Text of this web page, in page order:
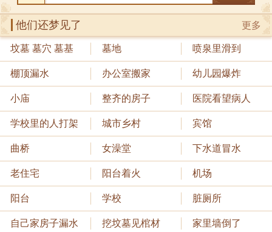
更多
他们还梦见了
坟墓 墓穴 墓基 墓地 喷泉里滑到
棚顶漏水 办公室搬家 幼儿园爆炸
小庙 整齐的房子 医院看望病人
学校里的人打架 城市乡村 宾馆
曲桥 女澡堂 下水道冒水
老住宅 阳台着火 机场
阳台 学校 脏厕所
自己家房子漏水 挖坟墓见棺材 家里墙倒了